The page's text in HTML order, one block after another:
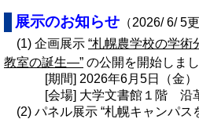
展示のお知らせ （2026/ 6/ 5更
(1) 企画展示 “札幌農学校の学
教室の誕生―” の公開を開始しま
[期間] 2026年6月5日（金）～
[会場] 大学文書館１階 沿
(2) パネル展示 “札幌キャンパス